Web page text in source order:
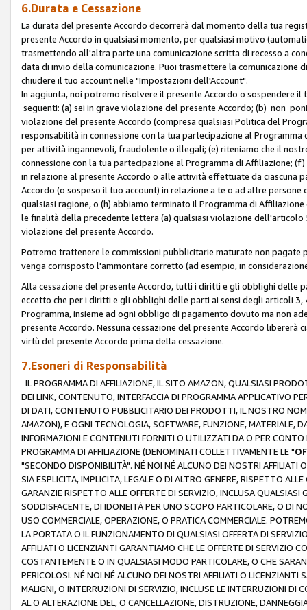
6.Durata e Cessazione
La durata del presente Accordo decorrerà dal momento della tua
presente Accordo in qualsiasi momento, per qualsiasi motivo
trasmettendo all'altra parte una comunicazione scritta di recesso a
data di invio della comunicazione. Puoi trasmettere la
chiudere il tuo account nelle "Impostazioni dell'Account".
In aggiunta, noi potremo risolvere il presente Accordo o sospendere
seguenti: (a) sei in grave violazione del presente Accordo; (b) non
violazione del presente Accordo (compresa qualsiasi Politica del
responsabilità in connessione con la tua partecipazione al
per attività ingannevoli, fraudolente o illegali; (e) riteniamo che il
connessione con la tua partecipazione al Programma di Affiliazione;
in relazione al presente Accordo o alle attività effettuate da ciascuna
Accordo (o sospeso il tuo account) in relazione a te o ad altre
qualsiasi ragione, o (h) abbiamo terminato il Programma di
le finalità della precedente lettera (a) qualsiasi violazione
violazione del presente Accordo.
Potremo trattenere le commissioni pubblicitarie maturate non
venga corrisposto l'ammontare corretto (ad esempio, in
Alla cessazione del presente Accordo, tutti i diritti e gli obblighi delle
eccetto che per i diritti e gli obblighi delle parti ai sensi degli articoli
Programma, insieme ad ogni obbligo di pagamento dovuto ma non
presente Accordo. Nessuna cessazione del presente Accordo
virtù del presente Accordo prima della cessazione.
7.Esoneri di Responsabilità
IL PROGRAMMA DI AFFILIAZIONE, IL SITO AMAZON, QUALSIASI
DEI LINK, CONTENUTO, INTERFACCIA DI PROGRAMMA APPLICATIVO
DI DATI, CONTENUTO PUBBLICITARIO DEI PRODOTTI, IL NOSTRO
AMAZON), E OGNI TECNOLOGIA, SOFTWARE, FUNZIONE, MATERIALE,
INFORMAZIONI E CONTENUTI FORNITI O UTILIZZATI DA O PER
PROGRAMMA DI AFFILIAZIONE (DENOMINATI COLLETTIVAMENTE LE "
"SECONDO DISPONIBILITÀ". NÉ NOI NÉ ALCUNO DEI NOSTRI
SIA ESPLICITA, IMPLICITA, LEGALE O DI ALTRO GENERE, RISPETTO
GARANZIE RISPETTO ALLE OFFERTE DI SERVIZIO, INCLUSA
SODDISFACENTE, DI IDONEITÀ PER UNO SCOPO PARTICOLARE, O DI
USO COMMERCIALE, OPERAZIONE, O PRATICA COMMERCIALE.
LA PORTATA O IL FUNZIONAMENTO DI QUALSIASI OFFERTA DI
AFFILIATI O LICENZIANTI GARANTIAMO CHE LE OFFERTE DI SERVIZIO
COSTANTEMENTE O IN QUALSIASI MODO PARTICOLARE, O CHE
PERICOLOSI. NÉ NOI NÉ ALCUNO DEI NOSTRI AFFILIATI O LICENZIANTI
MALIGNI, O INTERRUZIONI DI SERVIZIO, INCLUSE LE INTERRUZIONI DI
AL O ALTERAZIONE DEL, O CANCELLAZIONE, DISTRUZIONE,